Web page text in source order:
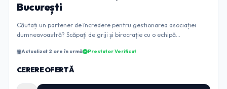
București
Căutați un partener de încredere pentru gestionarea asociației
dumneavoastră? Scăpați de griji și birocrație cu o echipă
Actualizat 2 ore în urmă Prestator Verificat
CERERE OFERTĂ